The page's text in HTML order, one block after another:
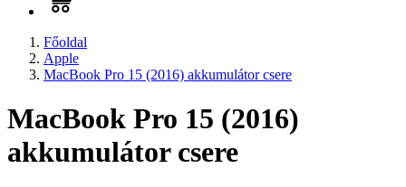
Főoldal
Apple
MacBook Pro 15 (2016) akkumulátor csere
MacBook Pro 15 (2016)
akkumulátor csere